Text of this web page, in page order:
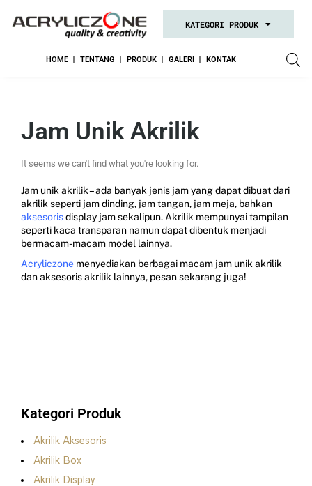
KATEGORI PRODUK
HOME TENTANG PRODUK GALERI KONTAK
Jam Unik Akrilik
It seems we can't find what you're looking for.
Jam unik akrilik – ada banyak jenis jam yang dapat dibuat dari
akrilik seperti jam dinding, jam tangan, jam meja, bahkan
aksesorisdisplay jam sekalipun. Akrilik mempunyai tampilan
seperti kaca transparan namun dapat dibentuk menjadi
bermacam-macam model lainnya.
Acryliczone menyediakan berbagai macam jam unik akrilik
dan aksesoris akrilik lainnya, pesan sekarang juga!
Kategori Produk
Akrilik Aksesoris
Akrilik Box
Akrilik Display